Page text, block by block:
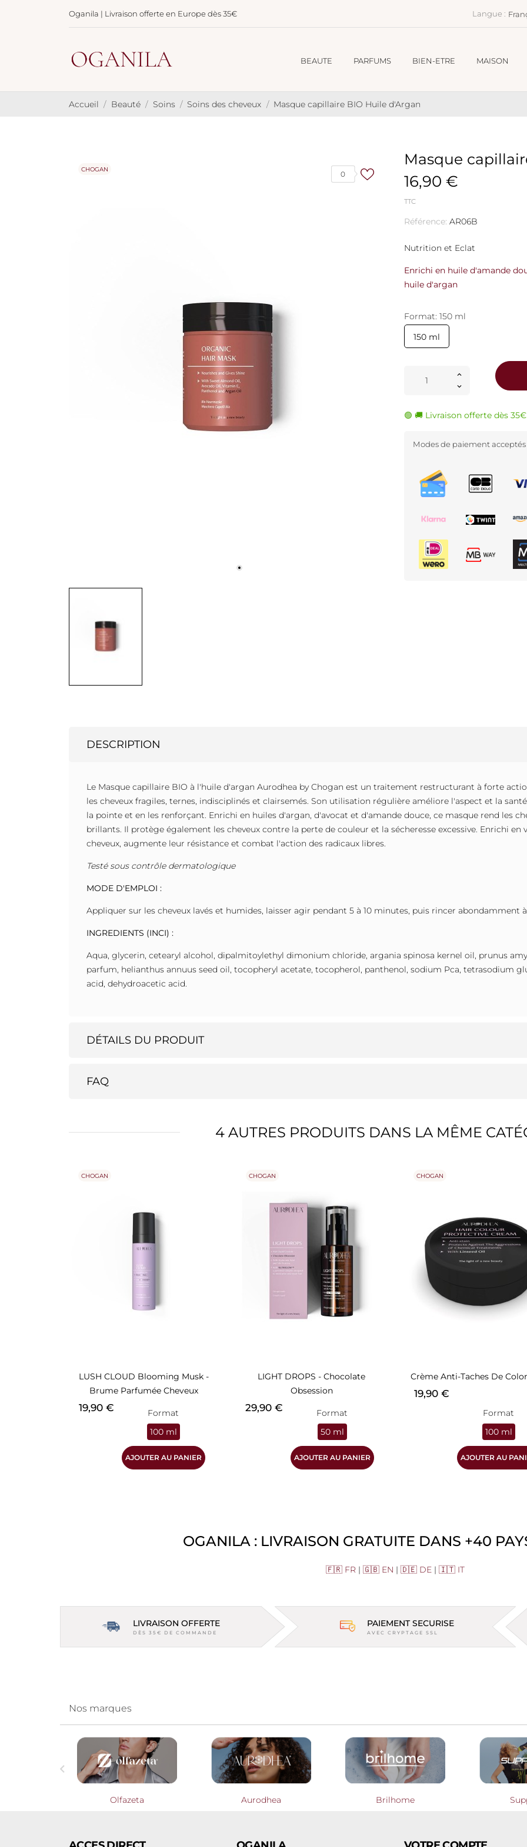
Oganila | Livraison offerte en Europe dès 35€ Langue :
BEAUTE PARFUMS BIEN-ETRE MAISON
Accueil Beauté Soins Soins des cheveux Masque capillaire BIO Huile d'Argan
0
CHOGAN
Masque
16,90 €
TTC
Référence: AR06B
Nutrition et Eclat
Enrichi en huile d'amande
huile d'argan
Format: 150 ml
150 ml
🟢 🚚 Livraison offerte dès
Modes de paiement acceptés
DESCRIPTION
Le Masque capillaire BIO à l'huile d'argan Aurodhea by Chogan est un traitement restructurant à forte
les cheveux fragiles, ternes, indisciplinés et clairsemés. Son utilisation régulière améliore l'aspect et la
la pointe et en les renforçant. Enrichi en huiles d'argan, d'avocat et d'amande douce, ce masque rend les
brillants. Il protège également les cheveux contre la perte de couleur et la sécheresse excessive. Enrichi
cheveux, augmente leur résistance et combat l'action des radicaux libres.
Testé sous contrôle dermatologique
MODE D'EMPLOI :
Appliquer sur les cheveux lavés et humides, laisser agir pendant 5 à 10 minutes, puis rincer abondamment
INGREDIENTS (INCI) :
Aqua, glycerin, cetearyl alcohol, dipalmitoylethyl dimonium chloride, argania spinosa kernel oil, prunus
parfum, helianthus annuus seed oil, tocopheryl acetate, tocopherol, panthenol, sodium Pca, tetrasodium
acid, dehydroacetic acid.
DÉTAILS DU PRODUIT
FAQ
4 AUTRES PRODUITS DANS LA MÊME
LUSH CLOUD Blooming Musk -
Brume Parfumée Cheveux
Prix
19,90 €
Format
100 ml
AJOUTER AU PANIER
CHOGAN
LIGHT DROPS - Chocolate
Obsession
Prix
29,90 €
Format
50 ml
AJOUTER AU PANIER
CHOGAN
Crème Anti-Taches De
Prix
19,90 €
Format
100 ml
AJOUTER AU
CHOGAN
OGANILA : LIVRAISON GRATUITE DANS +40
🇫🇷 FR | 🇬🇧 EN | 🇩🇪 DE | 🇮🇹 IT
LIVRAISON OFFERTE
DÈS 35€ DE COMMANDE
PAIEMENT SECURISE
AVEC CRYPTAGE SSL
Nos marques

Olfazeta Aurodhea Brilhome